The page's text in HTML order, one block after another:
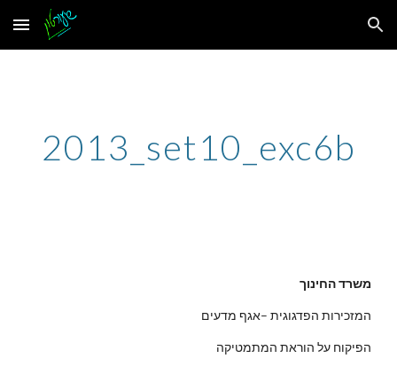
Skip to main content Skip to navigation
2013_set10_exc6b
משרד החינוך
המזכירות הפדגוגית –אגף מדעים
הפיקוח על הוראת המתמטיקה